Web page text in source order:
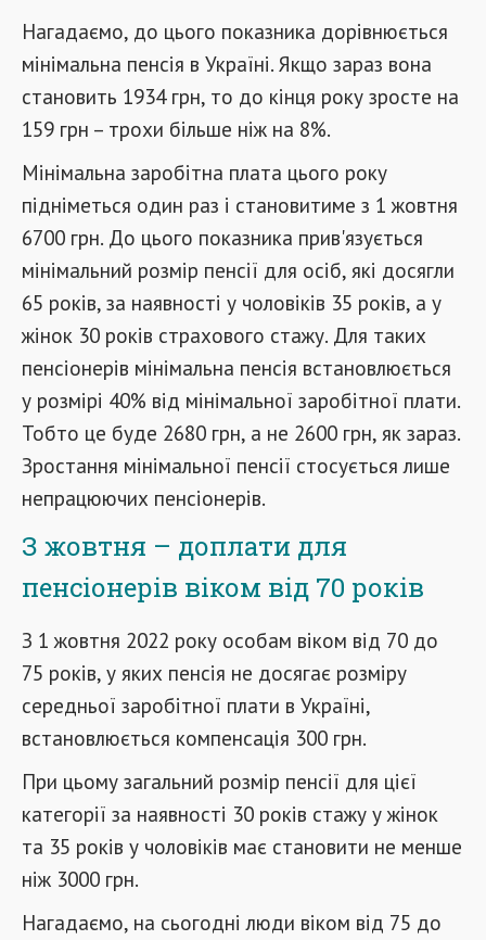
Нагадаємо, до цього показника дорівнюється
мінімальна пенсія в Україні. Якщо зараз вона
становить 1934 грн, то до кінця року зросте на
159 грн – трохи більше ніж на 8%.
Мінімальна заробітна плата цього року
підніметься один раз і становитиме з 1 жовтня
6700 грн. До цього показника прив'язується
мінімальний розмір пенсії для осіб, які досягли
65 років, за наявності у чоловіків 35 років, а у
жінок 30 років страхового стажу. Для таких
пенсіонерів мінімальна пенсія встановлюється
у розмірі 40% від мінімальної заробітної плати.
Тобто це буде 2680 грн, а не 2600 грн, як зараз.
Зростання мінімальної пенсії стосується лише
непрацюючих пенсіонерів.
З жовтня – доплати для
пенсіонерів віком від 70 років
З 1 жовтня 2022 року особам віком від 70 до
75 років, у яких пенсія не досягає розміру
середньої заробітної плати в Україні,
встановлюється компенсація 300 грн.
При цьому загальний розмір пенсії для цієї
категорії за наявності 30 років стажу у жінок
та 35 років у чоловіків має становити не менше
ніж 3000 грн.
Нагадаємо, на сьогодні люди віком від 75 до